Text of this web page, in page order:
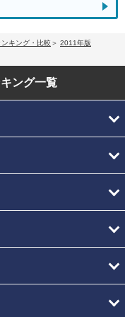
キング・比較
2011年版
ング一覧